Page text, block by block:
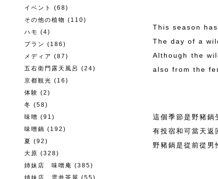
イベント
(68)
その他の植物 (110)
ハモ (4)
プラン (186)
メディア (87)
五右衛門露天風呂 (24)
京都観光 (16)
体験 (2)
冬 (58)
味噌 (91)
味噌鍋 (192)
夏 (92)
大原 (328)
姉妹店 味噌庵 (385)
姉妹店 雲井茶屋 (55)
This season
The day of a
Although the
also from the
這個季節是野豬鍋
有投宿和可當天返
野豬鍋是從前從